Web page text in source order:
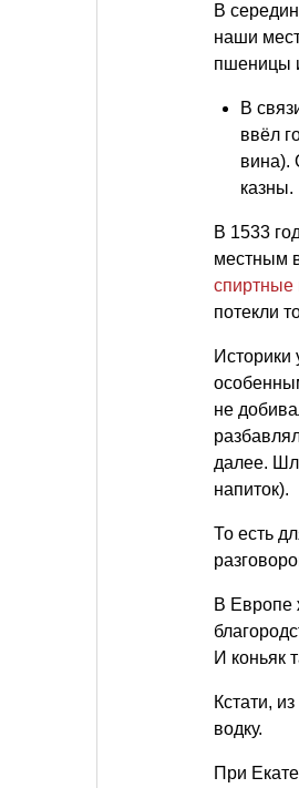
В
наши
пшеницы
В
ввёл
вина).
казны.
В 1533
местным
спиртные
потекли
Историки
не
далее.
напиток).
То есть
В Европе
И коньяк
Кстати,
водку.
При